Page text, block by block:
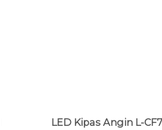
LED Kipas Angin L-